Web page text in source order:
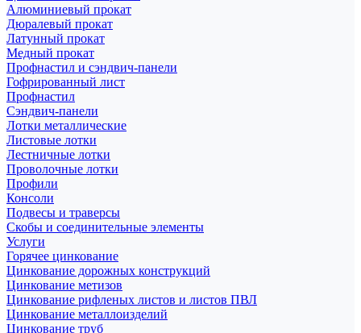
Алюминиевый прокат
Дюралевый прокат
Латунный прокат
Медный прокат
Профнастил и сэндвич-панели
Гофрированный лист
Профнастил
Сэндвич-панели
Лотки металлические
Листовые лотки
Лестничные лотки
Проволочные лотки
Профили
Консоли
Подвесы и траверсы
Скобы и соединительные элементы
Услуги
Горячее цинкование
Цинкование дорожных конструкций
Цинкование метизов
Цинкование рифленых листов и листов ПВЛ
Цинкование металлоизделий
Цинкование труб